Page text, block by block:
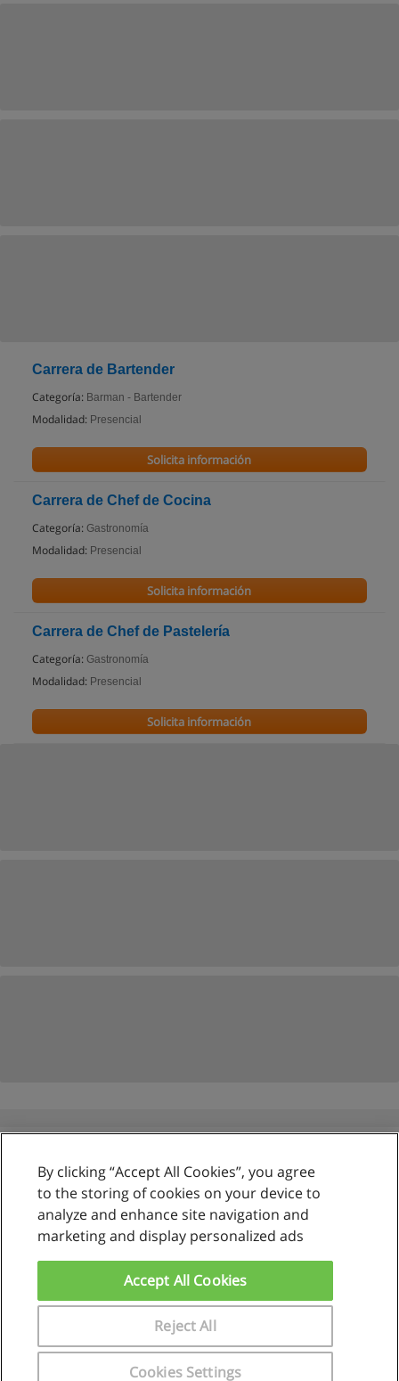
Carrera de Bartender
Categoría: Barman - Bartender
Modalidad: Presencial
Solicita información
Carrera de Chef de Cocina
Categoría: Gastronomía
Modalidad: Presencial
Solicita información
Carrera de Chef de Pastelería
Categoría: Gastronomía
Modalidad: Presencial
Solicita información
Reglas de uso
Privacidad de datos
www.educaedu.com.pe
By clicking “Accept All Cookies”, you agree
to the storing of cookies on your device to
analyze and enhance site navigation and
marketing and display personalized ads
Cookies Settings
Reject All
Accept All Cookies